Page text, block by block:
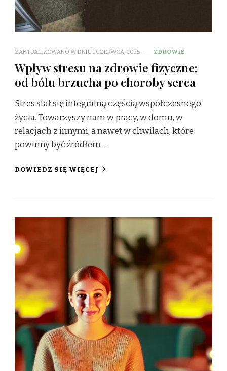
ZAKTUALIZOWANO W DNIU1 CZERWCA, 2025 ZDROWIE
Wpływ stresu na zdrowie fizyczne:
od bólu brzucha po choroby serca
Stres stał się integralną częścią współczesnego
życia. Towarzyszy nam w pracy, w domu, w
relacjach z innymi, a nawet w chwilach, które
powinny być źródłem …
DOWIEDZ SIĘ WIĘCEJ